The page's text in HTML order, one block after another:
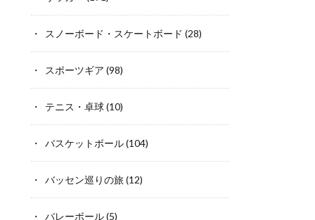
スノーボード・スケートボード (28)
スポーツギア (98)
テニス・卓球(10)
バスケットボール(104)
バッセン巡りの旅(12)
バレーボール(5)